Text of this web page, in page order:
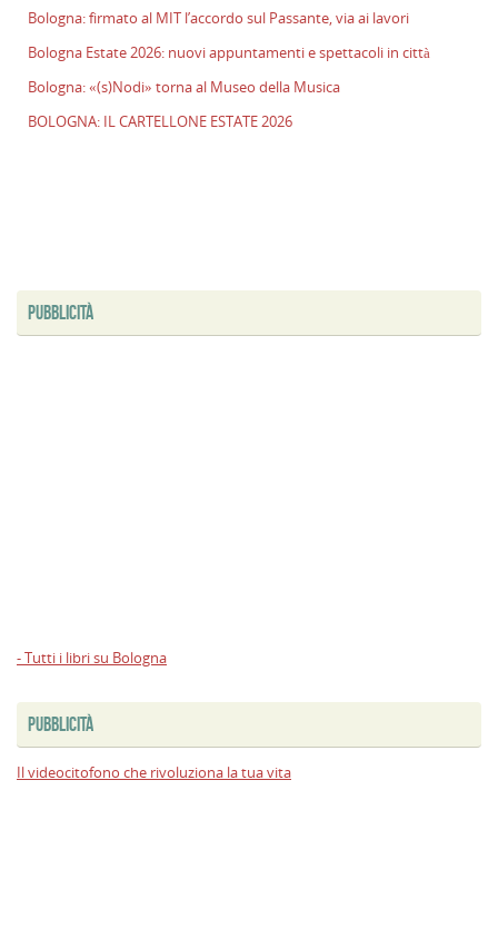
Bologna: firmato al MIT l’accordo sul Passante, via ai lavori
Bologna Estate 2026: nuovi appuntamenti e spettacoli in città
Bologna: «(s)Nodi» torna al Museo della Musica
BOLOGNA: IL CARTELLONE ESTATE 2026
PUBBLICITÀ
- Tutti i libri su Bologna
PUBBLICITÀ
Il videocitofono che rivoluziona la tua vita